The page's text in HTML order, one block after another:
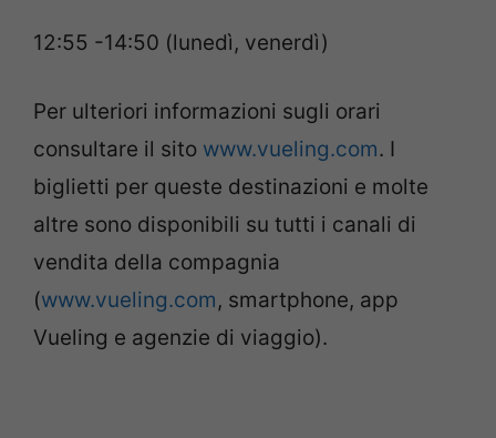
12:55 -14:50 (lunedì, venerdì)
Per ulteriori informazioni sugli orari
consultare il sito www.vueling.com. I
biglietti per queste destinazioni e molte
altre sono disponibili su tutti i canali di
vendita della compagnia
(www.vueling.com, smartphone, app
Vueling e agenzie di viaggio).